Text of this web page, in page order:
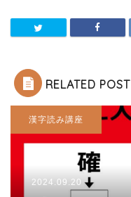
RELATED POST
漢字読み講座
2024.09.20